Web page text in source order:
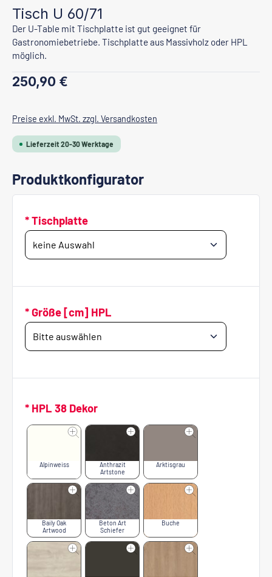
Tisch U 60/71
Der U-Table mit Tischplatte ist gut geeignet für
Gastronomiebetriebe. Tischplatte aus Massivholz oder HPL
möglich.
Regulärer Preis:
250,90 €
Preise exkl. MwSt. zzgl. Versandkosten
Lieferzeit 20-30 Werktage
Produktkonfigurator
* Tischplatte
* Größe [cm] HPL
* HPL 38 Dekor
Alpinweiss
Anthrazit
Artstone
Arktisgrau
Baily Oak
Artwood
Beton Art
Schiefer
Buche